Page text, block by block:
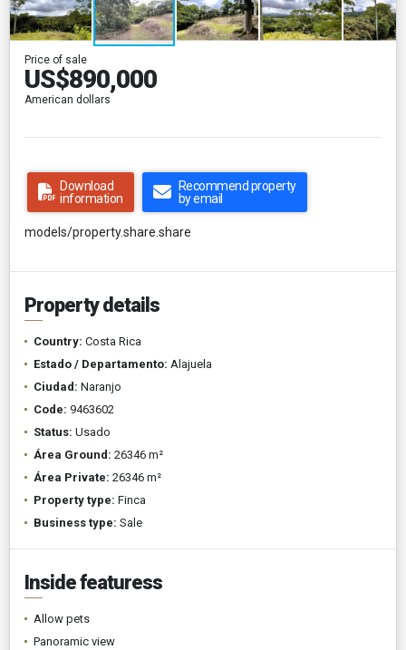
Price of sale
US$890,000
American dollars
Download
information
Recommend property
by email
models/property.share.share
Property details
Country: Costa Rica
Estado / Departamento: Alajuela
Ciudad: Naranjo
Code: 9463602
Status: Usado
Área Ground: 26346 m²
Área Private: 26346 m²
Property type: Finca
Business type: Sale
Inside featuress
Allow pets
Panoramic view